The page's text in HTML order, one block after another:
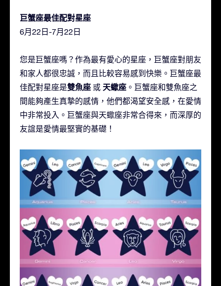
巨蟹座最佳配對星座
6月22日-7月22日
您是巨蟹座嗎？作為最有愛心的星座，巨蟹座對朋友
和家人都很忠誠，而且比較容易感到快樂。巨蟹座最
佳配對星座是雙魚座 或 天蠍座 。巨蟹座和雙魚座之
間能夠產生真摯的感情，他們都渴望安全感，在愛情
中非常投入。巨蟹座與天蠍座非常合得來，而深厚的
友誼是愛情最堅實的基礎！